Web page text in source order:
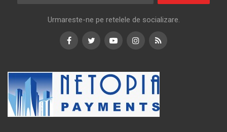
Urmareste-ne pe retelele de socializare.
FacebookTwitterYoutubeInstagram
RSS